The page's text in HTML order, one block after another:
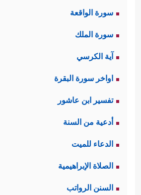
سورة الواقعة
سورة الملك
آية الكرسي
اواخر سورة البقرة
تفسير ابن عاشور
أدعية من السنة
الدعاء للميت
الصلاة الإبراهيمية
السنن الرواتب